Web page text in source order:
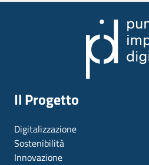
Il Progetto
Digitalizzazione
Sostenibilità
Innovazione